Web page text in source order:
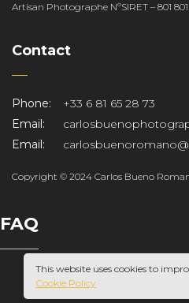
Artisan Photographe NºSIRET – 801
Contact
Phone:
+33 6 81 65 28 73
Email:
Email:
Copyright © 2024 Carlos Bueno
FAQ
This website uses cookies to
Cookie Policy